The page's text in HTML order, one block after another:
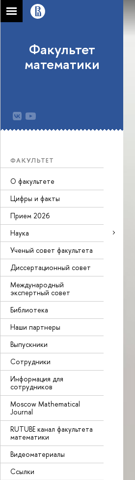
Факультет
математики
ФАКУЛЬТЕТ
О факультете
Цифры и факты
Прием 2026
Наука
Ученый совет факультета
Диссертационный совет
Международный
экспертный совет
Библиотека
Наши партнеры
Выпускники
Сотрудники
Информация для
сотрудников
Moscow Mathematical
Journal
RUTUBE канал факультета
математики
Видеоматериалы
Ссылки